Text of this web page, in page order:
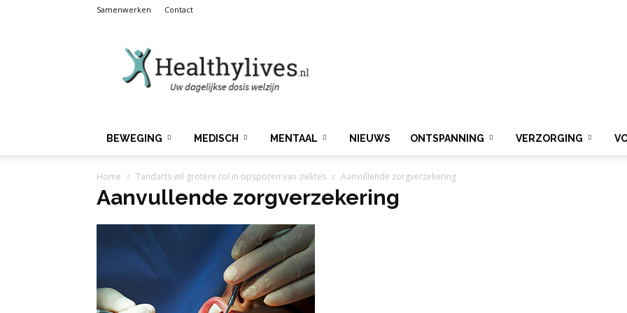
Samenwerken Contact
BEWEGING MEDISCH MENTAAL NIEUWS ONTSPANNING VERZORGING
Home Tandarts wil grotere rol in opsporen van ziektes Aanvullende zorgverzekering
Aanvullende zorgverzekering